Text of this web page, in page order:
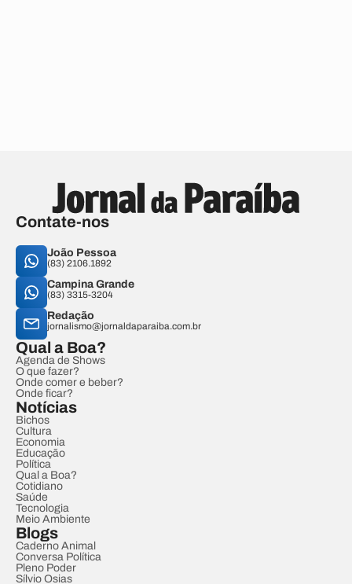
Contate-nos
João Pessoa
(83) 2106.1892
Campina Grande
(83) 3315-3204
Redação
jornalismo@jornaldaparaiba.com.br
Qual a Boa?
Agenda de Shows
O que fazer?
Onde comer e beber?
Onde ficar?
Notícias
Bichos
Cultura
Economia
Educação
Política
Qual a Boa?
Cotidiano
Saúde
Tecnologia
Meio Ambiente
Blogs
Caderno Animal
Conversa Política
Pleno Poder
Sílvio Osias